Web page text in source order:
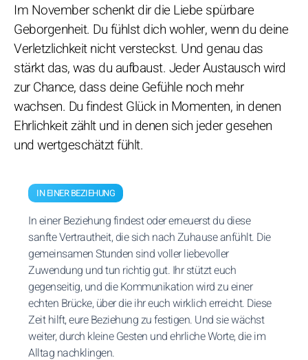
Im November schenkt dir die Liebe spürbare
Geborgenheit. Du fühlst dich wohler, wenn du deine
Verletzlichkeit nicht versteckst. Und genau das
stärkt das, was du aufbaust. Jeder Austausch wird
zur Chance, dass deine Gefühle noch mehr
wachsen. Du findest Glück in Momenten, in denen
Ehrlichkeit zählt und in denen sich jeder gesehen
und wertgeschätzt fühlt.
IN EINER BEZIEHUNG
In einer Beziehung findest oder erneuerst du diese
sanfte Vertrautheit, die sich nach Zuhause anfühlt. Die
gemeinsamen Stunden sind voller liebevoller
Zuwendung und tun richtig gut. Ihr stützt euch
gegenseitig, und die Kommunikation wird zu einer
echten Brücke, über die ihr euch wirklich erreicht. Diese
Zeit hilft, eure Beziehung zu festigen. Und sie wächst
weiter, durch kleine Gesten und ehrliche Worte, die im
Alltag nachklingen.